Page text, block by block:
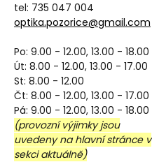
tel: 735 047 004
optika.pozorice@gmail.com
Po: 9.00 - 12.00, 13.00 - 18.00
Út: 8.00 - 12.00, 13.00 - 17.00
St: 8.00 - 12.00
Čt: 8.00 - 12.00, 13.00 - 17.00
Pá: 9.00 - 12.00, 13.00 - 18.00
(provozní výjimky jsou
uvedeny na hlavní stránce v
sekci aktuálně)